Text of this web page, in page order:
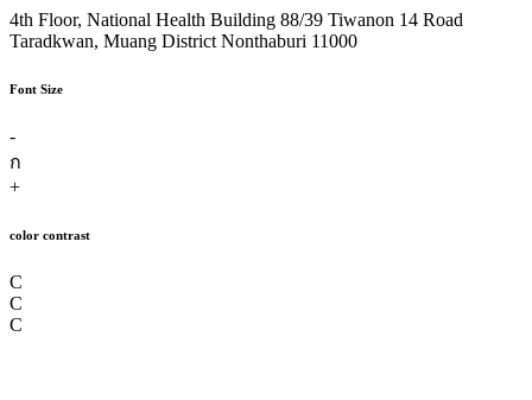
4th Floor, National Health Building 88/39 Tiwanon 14 Road
Taradkwan, Muang District Nonthaburi 11000
Font Size
-
ก
+
color contrast
C
C
C